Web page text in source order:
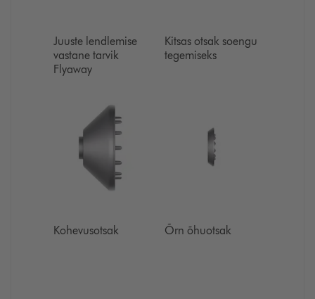
Juuste lendlemise
vastane tarvik
Flyaway
Kitsas otsak soengu
tegemiseks
Kohevusotsak Õrn õhuotsak